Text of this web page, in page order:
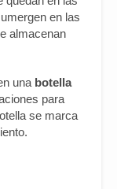
en las
almacenan
una botella
para
se marca